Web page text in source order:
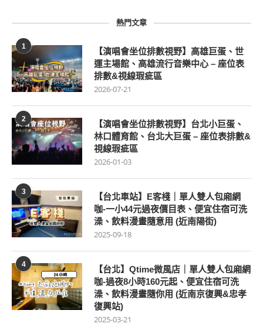
熱門文章
1
【演唱會坐位排數視野】高雄巨蛋、世
運主場館、高雄流行音樂中心 – 座位表
排數&視線瑕疵區
2026-07-21
2
【演唱會坐位排數視野】台北小巨蛋、
林口體育館、台北大巨蛋 – 座位表排數&
視線瑕疵區
2026-01-03
3
【台北車站】E客棧｜單人雙人包廂網
咖-一小44元過夜價目表、便宜住宿可洗
澡、飲料漫畫隨意用 (近南陽街)
2025-09-18
4
【台北】Qtime微風店｜單人雙人包廂網
咖-過夜8小時160元起、便宜住宿可洗
澡、飲料漫畫隨你用 (近南京復興&忠孝
復興站)
2025-03-21